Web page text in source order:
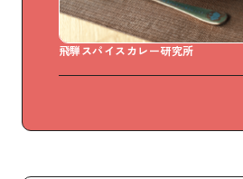
Sweet Days どら